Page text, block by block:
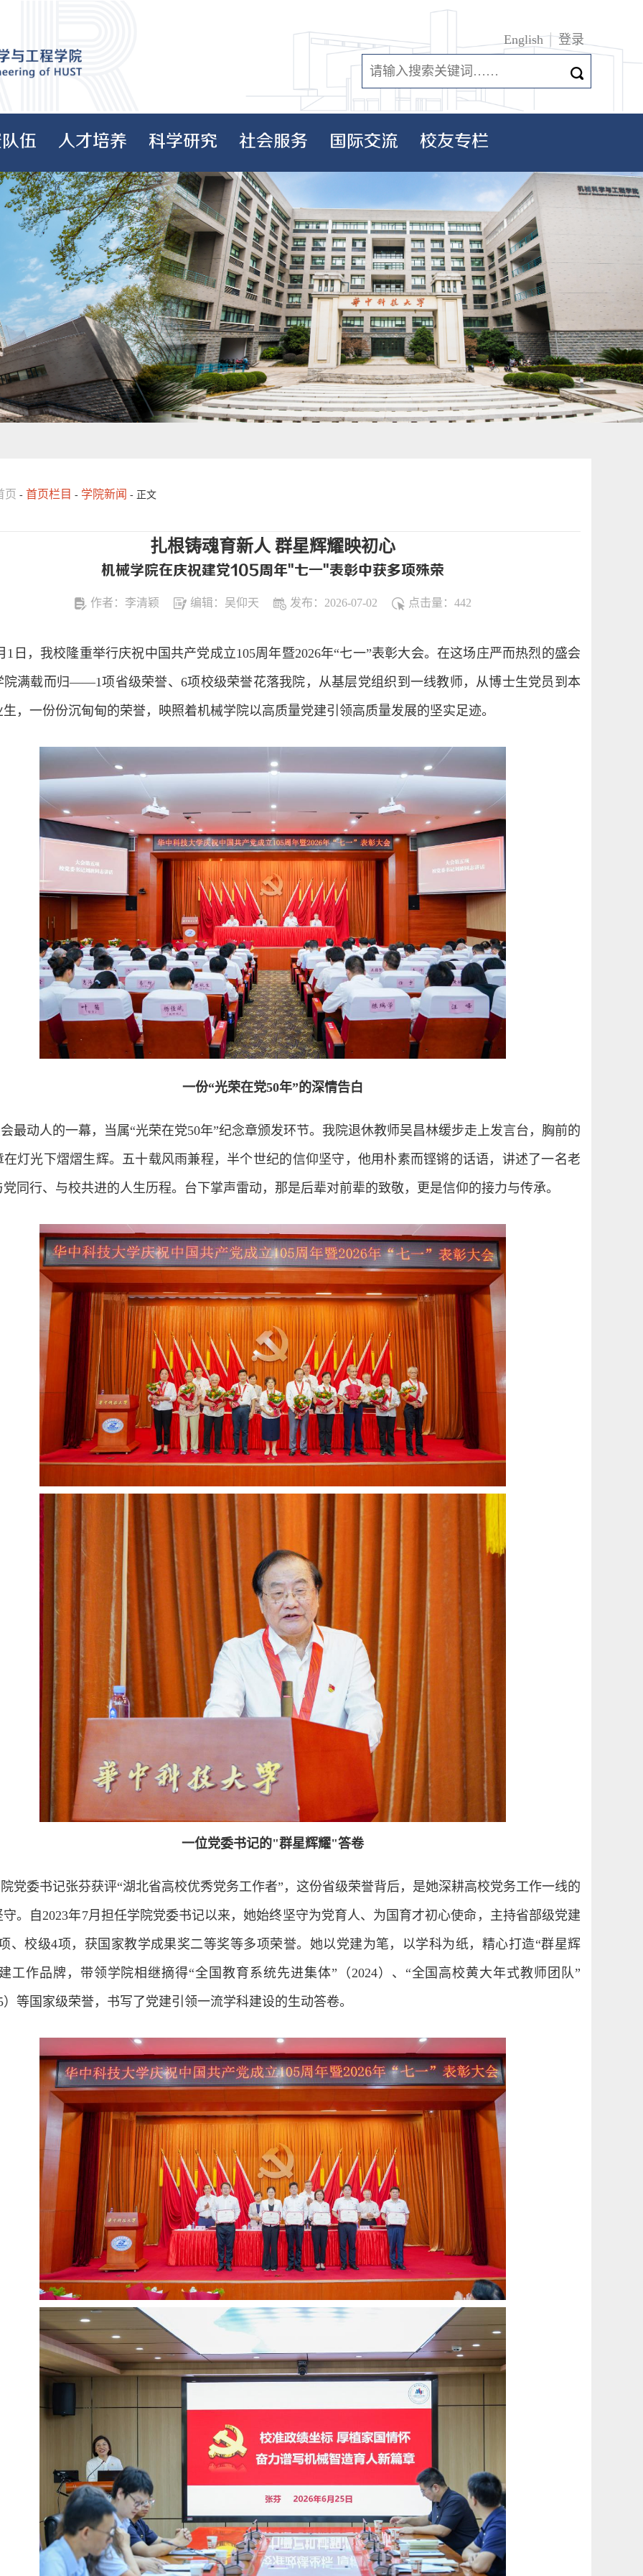
English 登录
伍 人才培养 科学研究 社会服务 国际交流 校友专栏
页 - 首页栏目 - 学院新闻 - 正文
扎根铸魂育新人 群星辉耀映初心
机械学院在庆祝建党105周年"七一"表彰中获多项殊荣
作者：李清颖 编辑：吴仰天 发布：2026-07-02 点击量： 442
1日，我校隆重举行庆祝中国共产党成立105周年暨2026年“七一”表彰大会。在这场庄严而热烈的盛会
院满载而归——1项省级荣誉、6项校级荣誉花落我院，从基层党组织到一线教师，从博士生党员到本
，一份份沉甸甸的荣誉，映照着机械学院以高质量党建引领高质量发展的坚实足迹。
一份“光荣在党50年”的深情告白
最动人的一幕，当属“光荣在党50年”纪念章颁发环节。我院退休教师吴昌林缓步走上发言台，胸前的
在灯光下熠熠生辉。五十载风雨兼程，半个世纪的信仰坚守，他用朴素而铿锵的话语，讲述了一名老
党同行、与校共进的人生历程。台下掌声雷动，那是后辈对前辈的致敬，更是信仰的接力与传承。
一位党委书记的"群星辉耀"答卷
党委书记张芬获评“湖北省高校优秀党务工作者”，这份省级荣誉背后，是她深耕高校党务工作一线的
守。自2023年7月担任学院党委书记以来，她始终坚守为党育人、为国育才初心使命，主持省部级党建
、校级4项，获国家教学成果奖二等奖等多项荣誉。她以党建为笔，以学科为纸，精心打造“群星辉
工作品牌，带领学院相继摘得“全国教育系统先进集体”（2024）、“全国高校黄大年式教师团队”
）等国家级荣誉，书写了党建引领一流学科建设的生动答卷。